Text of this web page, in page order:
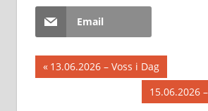
Email
Previous
13.06.2026 – Voss i Dag
Next
Post:
15.06.2026